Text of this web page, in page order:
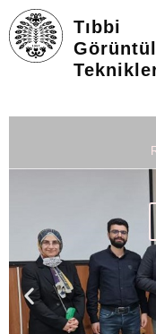
Tıbbi
HAKKIMIZDA
KIŞILER
İLETIŞIM